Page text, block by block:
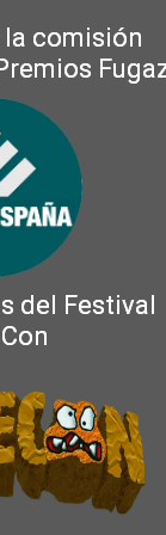
comisión
del Festival